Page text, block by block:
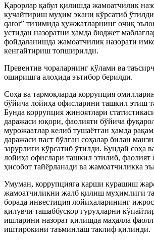
Қарорлар қабул қилишда жамоатчилик
кучайтириш муҳим экани кўрсатиб
qaror” тизимида ҳужжатларнинг очиқ
устидан назоратни ҳамда бюджет
фойдаланишда жамоатчилик назорати
кенгайтириш топширилди.
Превентив чораларнинг кўлами ва
оширишга алоҳида эътибор берилди.
Соҳа ва тармоқларда коррупция
бўйича лойиҳа офисларини ташкил этиш
Бунда коррупция жиноятлари
даражаси юқори, фаолияти бўйича
мурожаатлар келиб тушаётган ҳамда
даражаси паст бўлган соҳалар билан
зарурлиги кўрсатиб ўтилди. Бундай соҳа
лойиҳа офислари ташкил этилиб, фаолият
ҳисобот тайёрланади ва жамоатчиликка
Умуман, коррупцияга қарши курашиш
жамоатчиликни жалб қилиш муҳимлиги
борада инвестиция лойиҳаларининг
қилувчи ташаббускор гуруҳларни
ишларини назорат қилишда маҳалла
иштирокини таъминлаш таклиф қилинди.